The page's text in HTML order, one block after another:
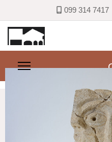
099 314 7417